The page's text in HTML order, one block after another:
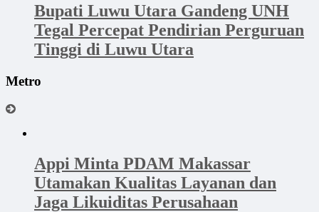
Bupati Luwu Utara Gandeng UNH
Tegal Percepat Pendirian Perguruan
Tinggi di Luwu Utara
Metro
Appi Minta PDAM Makassar
Utamakan Kualitas Layanan dan
Jaga Likuiditas Perusahaan